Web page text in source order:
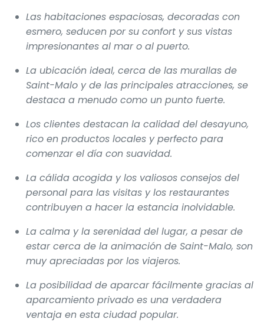
Las habitaciones espaciosas, decoradas con
esmero, seducen por su confort y sus vistas
impresionantes al mar o al puerto.
La ubicación ideal, cerca de las murallas de
Saint-Malo y de las principales atracciones, se
destaca a menudo como un punto fuerte.
Los clientes destacan la calidad del desayuno,
rico en productos locales y perfecto para
comenzar el día con suavidad.
La cálida acogida y los valiosos consejos del
personal para las visitas y los restaurantes
contribuyen a hacer la estancia inolvidable.
La calma y la serenidad del lugar, a pesar de
estar cerca de la animación de Saint-Malo, son
muy apreciadas por los viajeros.
La posibilidad de aparcar fácilmente gracias al
aparcamiento privado es una verdadera
ventaja en esta ciudad popular.